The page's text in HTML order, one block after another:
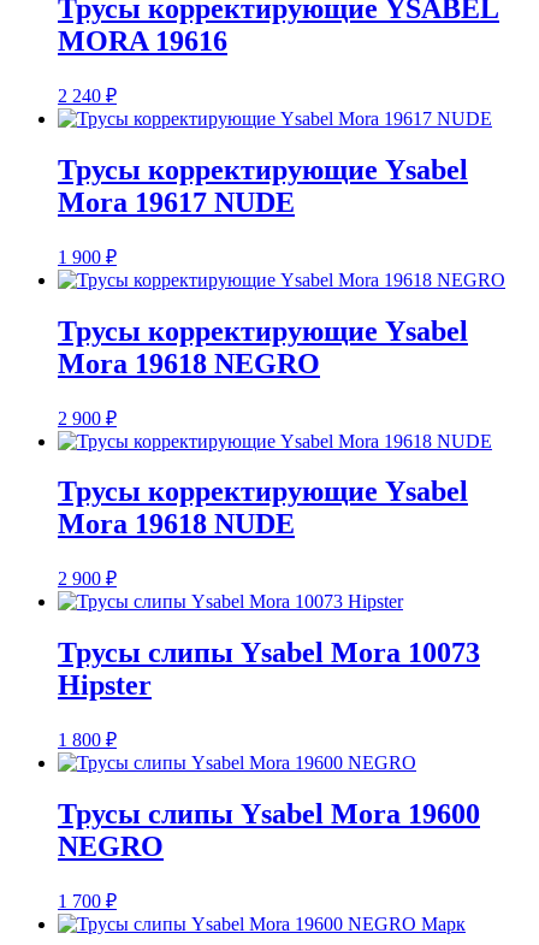
Трусы корректирующие YSABEL
MORA 19616
2 240 ₽
Трусы корректирующие Ysabel
Mora 19617 NUDE
1 900 ₽
Трусы корректирующие Ysabel
Mora 19618 NEGRO
2 900 ₽
Трусы корректирующие Ysabel
Mora 19618 NUDE
2 900 ₽
Трусы слипы Ysabel Mora 10073
Hipster
1 800 ₽
Трусы слипы Ysabel Mora 19600
NEGRO
1 700 ₽